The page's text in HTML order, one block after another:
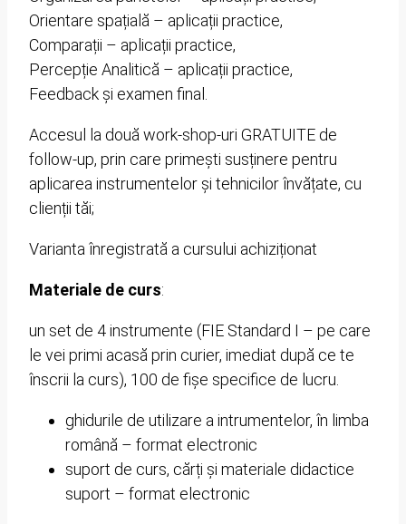
Orientare spațială – aplicații practice,
Comparații – aplicații practice,
Percepție Analitică – aplicații practice,
Feedback și examen final.
Accesul la două work-shop-uri GRATUITE de
follow-up, prin care primești susținere pentru
aplicarea instrumentelor și tehnicilor învățate, cu
clienții tăi;
Varianta înregistrată a cursului achiziționat
Materiale de curs:
un set de 4 instrumente (FIE Standard I – pe care
le vei primi acasă prin curier, imediat după ce te
înscrii la curs), 100 de fișe specifice de lucru.
ghidurile de utilizare a intrumentelor, în limba
română – format electronic
suport de curs, cărți și materiale didactice
suport – format electronic